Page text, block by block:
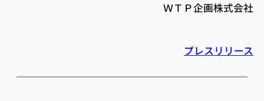
ＷＴＰ企画株式会社
プレスリリース